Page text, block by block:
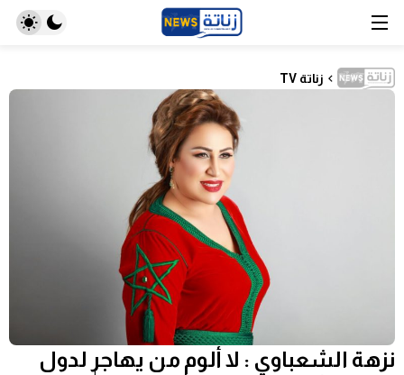
زناتة TV
نزهة الشعباوي : لا ألوم من يهاجر لدول